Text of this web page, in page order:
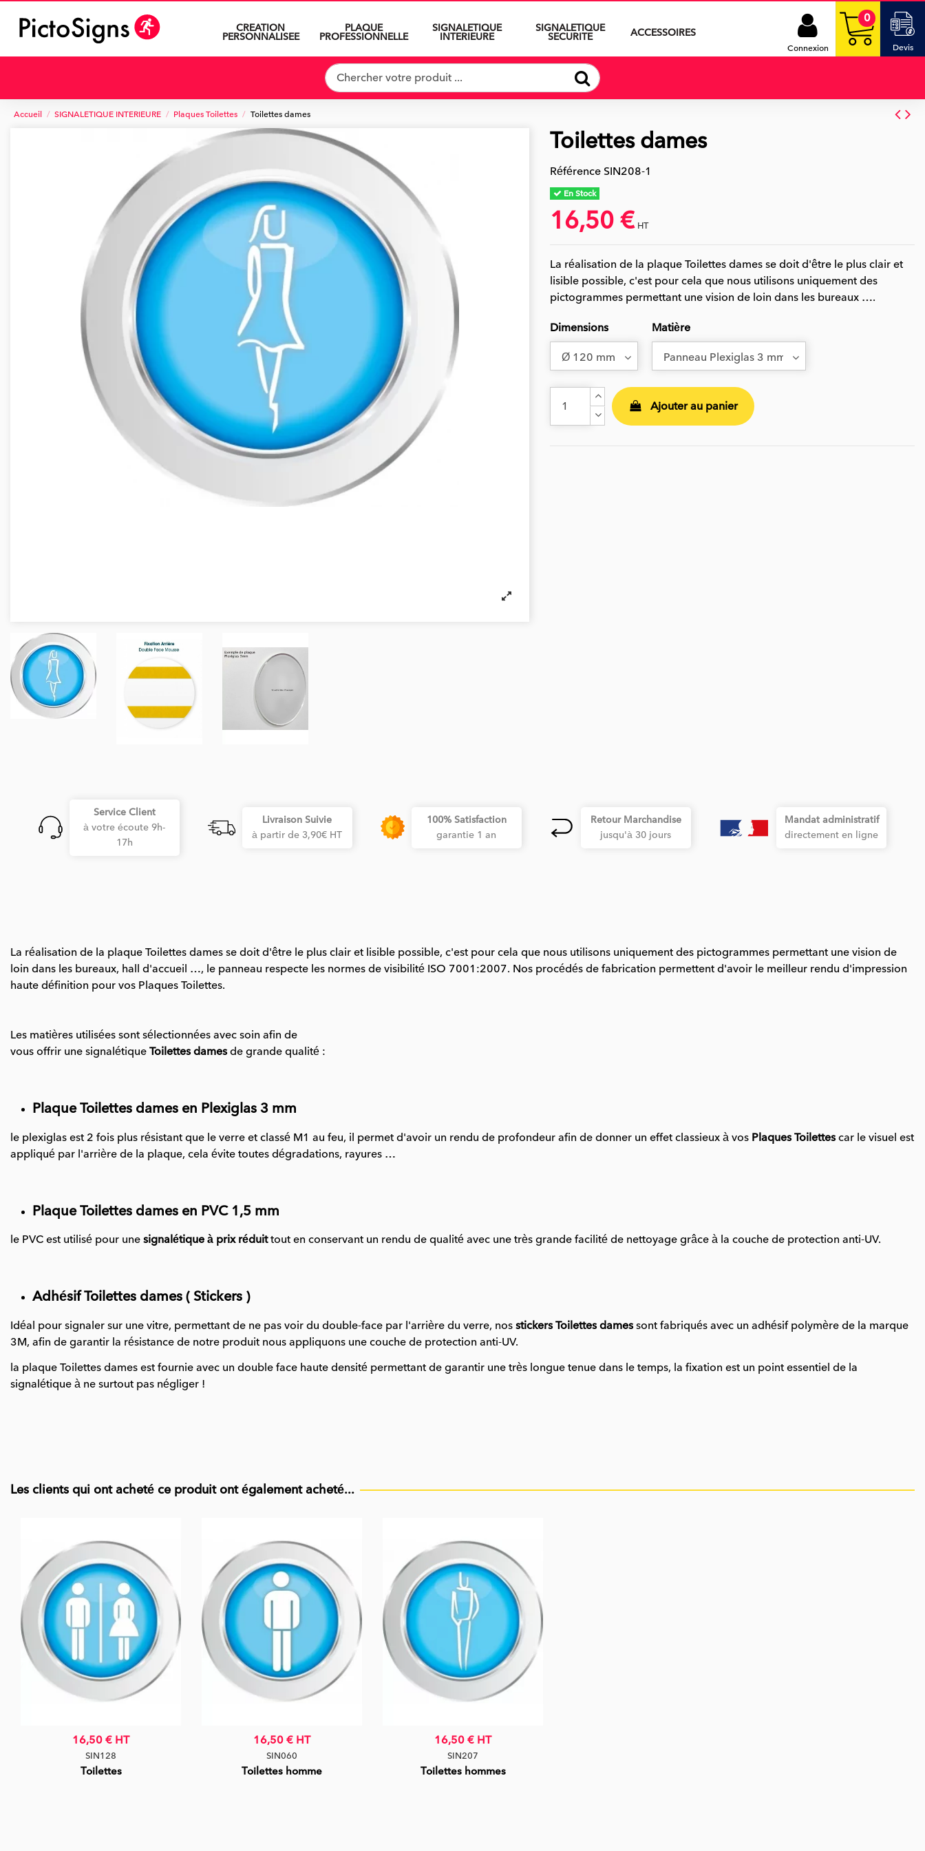
CREATION
PERSONNALISEE
PLAQUE
PROFESSIONNELLE
SIGNALETIQUE
INTERIEURE
SIGNALETIQUE
SECURITE
ACCESSOIRES
Connexion
0
Devis
Accueil SIGNALETIQUE INTERIEURE Plaques Toilettes Toilettes dames
Toilettes dames
Référence SIN208-1
En Stock
16,50 € HT
La réalisation de la plaque Toilettes dames se doit d'être le plus clair et
lisible possible, c'est pour cela que nous utilisons uniquement des
pictogrammes permettant une vision de loin dans les bureaux ….
Dimensions Matière
Ajouter au panier
Service Client
à votre écoute 9h-
17h
Livraison Suivie
à partir de 3,90€ HT
100% Satisfaction
garantie 1 an
Retour Marchandise
jusqu'à 30 jours
Mandat administratif
directement en ligne
La réalisation de la plaque Toilettes dames se doit d'être le plus clair et lisible possible, c'est pour cela que nous utilisons uniquement des pictogrammes permettant une vision de
loin dans les bureaux, hall d'accueil …, le panneau respecte les normes de visibilité ISO 7001:2007. Nos procédés de fabrication permettent d'avoir le meilleur rendu d'impression
haute définition pour vos Plaques Toilettes.
Les matières utilisées sont sélectionnées avec soin afin de
vous offrir une signalétique Toilettes damesde grande qualité :
Plaque Toilettes dames en Plexiglas 3 mm
le plexiglas est 2 fois plus résistant que le verre et classé M1 au feu, il permet d'avoir un rendu de profondeur afin de donner un effet classieux à vos Plaques Toilettescar le visuel est
appliqué par l'arrière de la plaque, cela évite toutes dégradations, rayures …
Plaque Toilettes dames en PVC 1,5 mm
le PVC est utilisé pour une signalétique à prix réduittout en conservant un rendu de qualité avec une très grande facilité de nettoyage grâce à la couche de protection anti-UV.
Adhésif Toilettes dames ( Stickers )
Idéal pour signaler sur une vitre, permettant de ne pas voir du double-face par l'arrière du verre, nos stickers Toilettes damessont fabriqués avec un adhésif polymère de la marque
3M, afin de garantir la résistance de notre produit nous appliquons une couche de protection anti-UV.
la plaque Toilettes dames est fournie avec un double face haute densité permettant de garantir une très longue tenue dans le temps, la fixation est un point essentiel de la
signalétique à ne surtout pas négliger !
Les clients qui ont acheté ce produit ont également acheté...
Toilettes
SIN128
16,50 € HT
Toilettes homme
SIN060
16,50 € HT
Toilettes hommes
SIN207
16,50 € HT